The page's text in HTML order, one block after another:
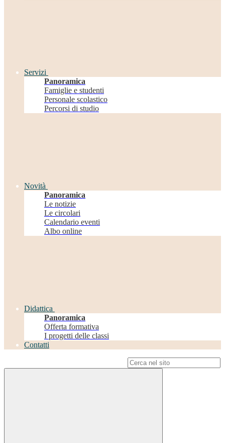
Servizi
Panoramica
Famiglie e studenti
Personale scolastico
Percorsi di studio
Novità
Panoramica
Le notizie
Le circolari
Calendario eventi
Albo online
Didattica
Panoramica
Offerta formativa
I progetti delle classi
Contatti